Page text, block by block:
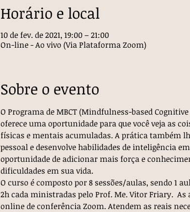
Horário e local
10 de fev. de 2021, 19:00 – 21:00
On-line - Ao vivo (Via Plataforma Zoom)
Sobre o evento
O Programa de MBCT (Mindfulness-based
oferece uma oportunidade para que você veja as
físicas e mentais acumuladas. A prática também
pessoal e desenvolve habilidades de inteligência
oportunidade de adicionar mais força e
dificuldades em sua vida.
O curso é composto por 8 sessões/aulas, sendo 1
2h cada ministradas pelo Prof. Me. Vitor Friary.
online de conferência Zoom. Atendem as reais